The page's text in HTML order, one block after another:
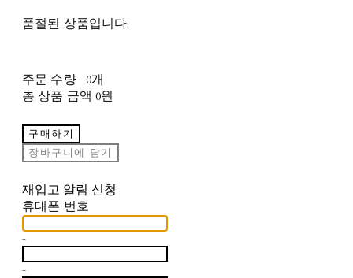
품절된 상품입니다.
주문 수량
0개
총 상품 금액 0원
구매하기
장바구니에 담기
재입고 알림 신청
휴대폰 번호
-
-